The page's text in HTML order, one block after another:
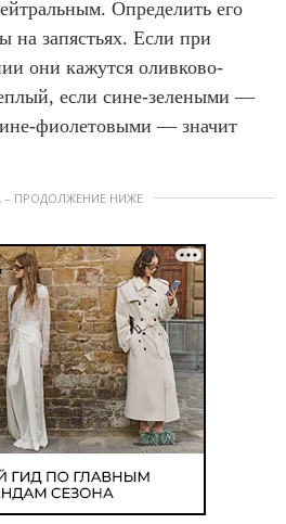
Определить его
на запястьях. Если при
они кажутся оливково-
если сине-зелеными —
фиолетовыми — значит
– ПРОДОЛЖЕНИЕ НИЖЕ